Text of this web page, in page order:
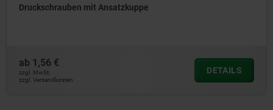
Druckschrauben mit Ansatzkuppe
ab 1,56 €
zzgl. MwSt.
zzgl. Versandkosten
DETAILS